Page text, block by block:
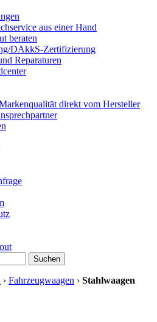
aus einer Hand
beraten
DAkkS-Zertifizierung
Reparaturen
direkt vom Hersteller
Suchen
› Fahrzeugwaagen › Stahlwaagen